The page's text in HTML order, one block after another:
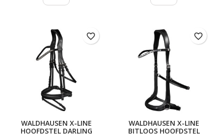
WALDHAUSEN X-LINE
HOOFDSTEL DARLING
favorite_border
WALDHAUSEN X-LINE
BITLOOS HOOFDSTEL
favorite_border